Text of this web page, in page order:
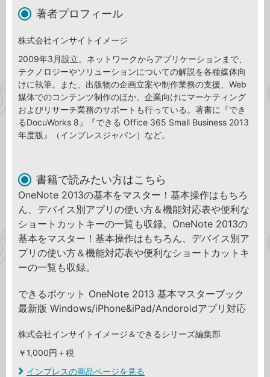
著者プロフィール
株式会社インサイトイメージ
2009年3月設立。ネットワークからアプリケーションまで、
テクノロジーやソリューションについての解説を各種媒体向
けに執筆。また、出版物の企画立案や制作業務の支援、Web
媒体でのコンテンツ制作のほか、企業向けにマーケティング
およびリサーチ業務のサポートも行っている。著書に『でき
るDocuWorks 8』『できる Office 365 Small Business 2013
年度版』（インプレスジャパン）など。
書籍で読みたい方はこちら
OneNote 2013の基本をマスター！基本操作はもちろ
ん、デバイス別アプリの使い方＆機能対応表や便利な
ショートカットキーの一覧も収録。OneNote 2013の
基本をマスター！基本操作はもちろん、デバイス別ア
プリの使い方＆機能対応表や便利なショートカットキ
ーの一覧も収録。
できるポケット OneNote 2013 基本マスターブック
最新版 Windows/iPhone&iPad/Andoroidアプリ対応
株式会社インサイトイメージ＆できるシリーズ編集部
￥1,000円＋税
インプレスの商品ページを見る